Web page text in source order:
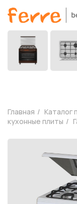
Главная Каталог
кухонные плиты